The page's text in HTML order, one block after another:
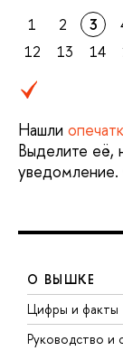
1 2 3
12
13 14
Нашли
Выделите её,
уведомление.
О ВЫШКЕ
Цифры и факты
Руководство и